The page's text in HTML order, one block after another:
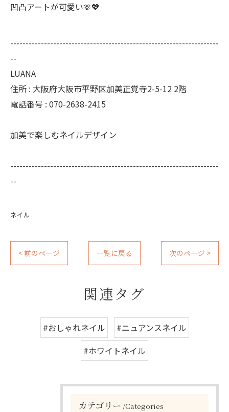
凹凸アートが可愛い🫶💖
--------------------------------------------------------------------
--
LUANA
住所 : 大阪府大阪市平野区加美正覚寺2-5-12 2階
電話番号 : 070-2638-2415
加美で楽しむネイルデザイン
--------------------------------------------------------------------
--
ネイル
< 前のページ 一覧に戻る 次のページ >
関連タグ
#おしゃれネイル
#ニュアンスネイル
#ホワイトネイル
カテゴリー Categories